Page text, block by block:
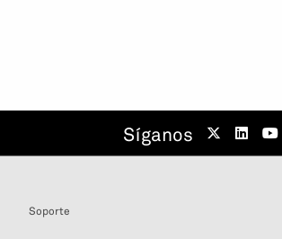
Síganos
Soporte